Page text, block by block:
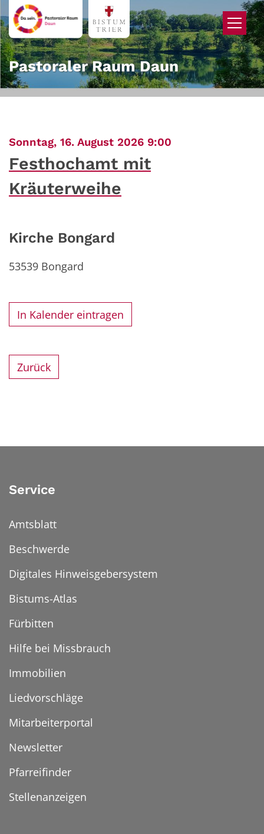
Zum Inhalt springen
Pastoraler Raum Daun
Sonntag, 16. August 2026 9:00
Festhochamt mit
Kräuterweihe
Kirche Bongard
53539 Bongard
In Kalender eintragen
Zurück
Service
Amtsblatt
Beschwerde
Digitales Hinweisgebersystem
Bistums-Atlas
Fürbitten
Hilfe bei Missbrauch
Immobilien
Liedvorschläge
Mitarbeiterportal
Newsletter
Pfarreifinder
Stellenanzeigen